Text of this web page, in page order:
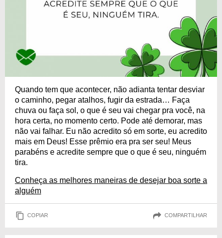
Quando tem que acontecer, não adianta tentar desviar
o caminho, pegar atalhos, fugir da estrada… Faça
chuva ou faça sol, o que é seu vai chegar pra você, na
hora certa, no momento certo. Pode até demorar, mas
não vai falhar. Eu não acredito só em sorte, eu acredito
mais em Deus! Esse prêmio era pra ser seu! Meus
parabéns e acredite sempre que o que é seu, ninguém
tira.
Conheça as melhores maneiras de desejar boa sorte a
alguém
COPIAR COMPARTILHAR